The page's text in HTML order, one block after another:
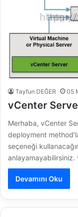
Tayfun DEĞER 05
vCenter
Merhaba, vCenter
deployment
seçeneği
anlayamayabilirsiniz.
Devamını Oku